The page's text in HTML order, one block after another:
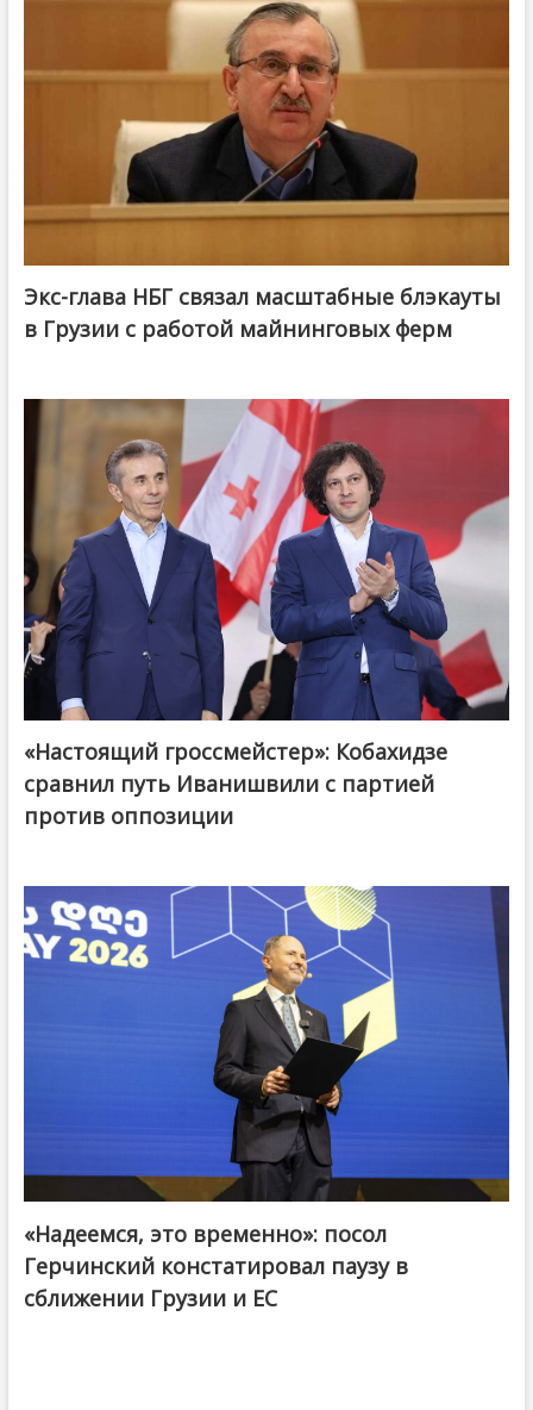
Экс-глава НБГ связал масштабные блэкауты
в Грузии с работой майнинговых ферм
@ქართული ოცნება / Georgian Dream
«Настоящий гроссмейстер»: Кобахидзе
сравнил путь Иванишвили с партией
против оппозиции
«Надеемся, это временно»: посол
Герчинский констатировал паузу в
сближении Грузии и ЕС